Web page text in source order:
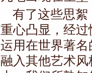
有了这些思
重心凸显，经
运用在世界著
融入其他艺术